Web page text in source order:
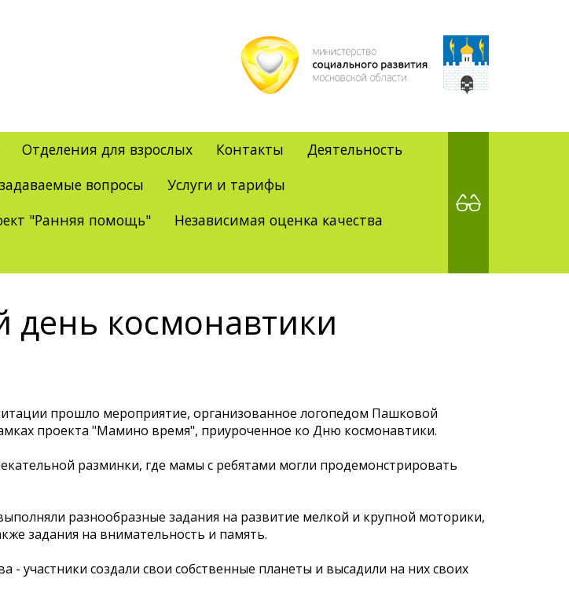
Отделения для взрослых Контакты
Деятельность
вопросы
Услуги и тарифы
"Ранняя помощь"
Независимая оценка качества
день космонавтики
прошло мероприятие, организованное логопедом Пашковой
проекта "Мамино время", приуроченное ко Дню космонавтики.
разминки, где мамы с ребятами могли продемонстрировать
разнообразные задания на развитие мелкой и крупной моторики,
задания на внимательность и память.
- участники создали свои собственные планеты и высадили на них своих